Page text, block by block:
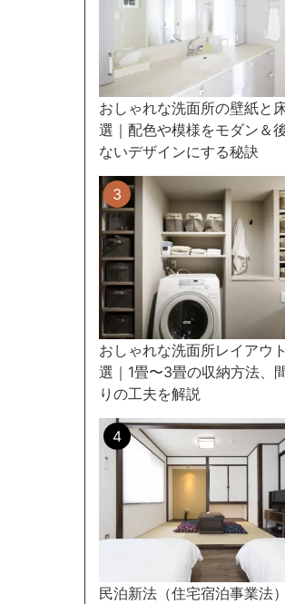
おしゃれな洗面所の壁紙と
選｜配色や模様をモダン＆
ないデザインにする秘訣
おしゃれな洗面所レイアウ
選｜1畳〜3畳の収納方法、
りの工夫を解説
民泊新法（住宅宿泊事業法